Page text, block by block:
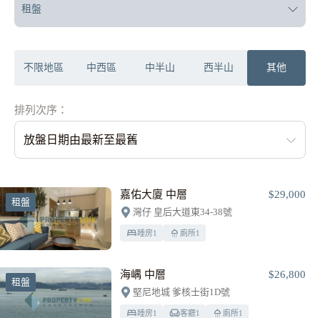
租盤
不限地區 中西區 中半山 西半山 其他
排列次序：
放盤日期由最新至最舊
租盤
嘉佑大廈 中層 $29,000
灣仔 皇后大道東34-38號
睡房1 廁所1
租盤
海嵎 中層 $26,800
堅尼地城 爹核士街1D號
睡房1 客廳1 廁所1